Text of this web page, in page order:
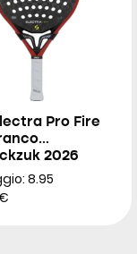
Pro Fire
2026
8.95